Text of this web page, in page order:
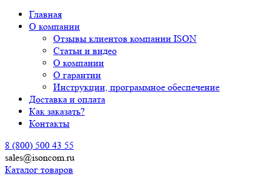
Главная
О компании
Отзывы клиентов компании ISON
Статьи и видео
О компании
О гарантии
Инструкции, программное обеспечение
Доставка и оплата
Как заказать?
Контакты
8 (800) 500 43 55
sales@isoncom.ru
Каталог товаров